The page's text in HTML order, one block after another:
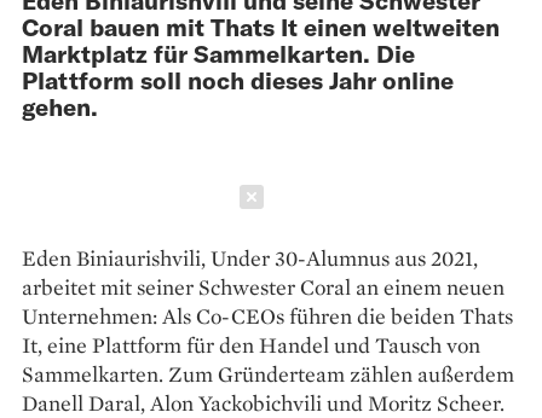
Coral bauen mit Thats It einen weltweiten
Marktplatz für Sammelkarten. Die
Plattform soll noch dieses Jahr online
gehen.
Eden Biniaurishvili, Under 30-Alumnus aus 2021,
arbeitet mit seiner Schwester Coral an einem neuen
Unternehmen: Als Co-CEOs führen die beiden Thats
It, eine Plattform für den Handel und Tausch von
Sammelkarten. Zum Gründerteam zählen außerdem
Danell Daral, Alon Yackobichvili und Moritz Scheer.